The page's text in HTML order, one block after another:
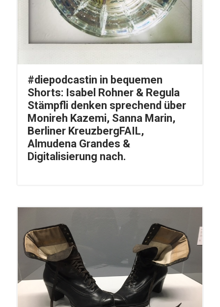
#diepodcastin in bequemen
Shorts: Isabel Rohner & Regula
Stämpfli denken sprechend über
Monireh Kazemi, Sanna Marin,
Berliner KreuzbergFAIL,
Almudena Grandes &
Digitalisierung nach.